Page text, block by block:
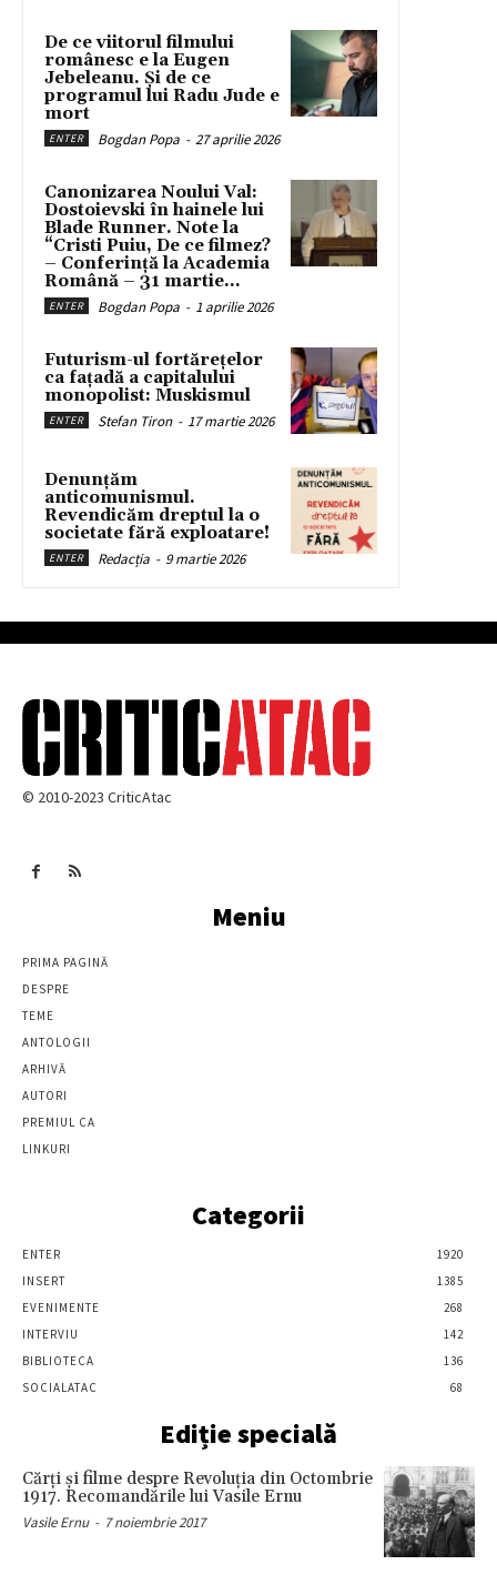
De ce viitorul filmului
românesc e la Eugen
Jebeleanu. Și de ce
programul lui Radu Jude e
mort
ENTER Bogdan Popa - 27 aprilie 2026
Canonizarea Noului Val:
Dostoievski în hainele lui
Blade Runner. Note la
“Cristi Puiu, De ce filmez?
– Conferință la Academia
Română – 31 martie...
ENTER Bogdan Popa - 1 aprilie 2026
Futurism-ul fortărețelor
ca fațadă a capitalului
monopolist: Muskismul
ENTER Stefan Tiron - 17 martie 2026
Denunțăm
anticomunismul.
Revendicăm dreptul la o
societate fără exploatare!
ENTER Redacția - 9 martie 2026
© 2010-2023 CriticAtac
Meniu
PRIMA PAGINĂ
DESPRE
TEME
ANTOLOGII
ARHIVĂ
AUTORI
PREMIUL CA
LINKURI
Categorii
ENTER
1920
INSERT
1385
EVENIMENTE
268
INTERVIU
142
BIBLIOTECA
136
SOCIALATAC
68
Ediție specială
Cărţi şi filme despre Revoluţia din Octombrie
1917. Recomandările lui Vasile Ernu
Vasile Ernu - 7 noiembrie 2017